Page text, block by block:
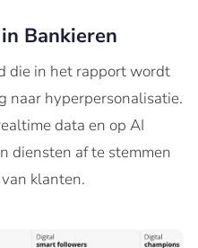
Bankieren
die in het rapport wordt
naar hyperpersonalisatie.
data en op AI
diensten af te stemmen
klanten.